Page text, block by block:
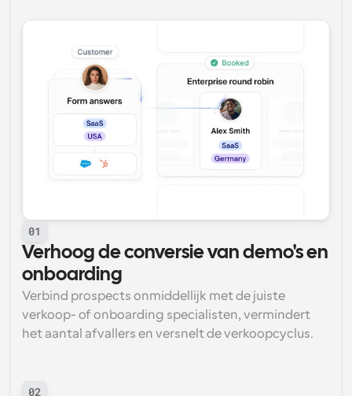
01
Verhoog de conversie van demo's en
onboarding
Verbind prospects onmiddellijk met de juiste
verkoop- of onboarding specialisten, vermindert
het aantal afvallers en versnelt de verkoopcyclus.
02